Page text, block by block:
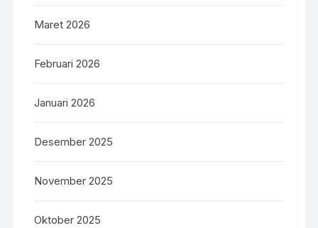
Maret 2026
Februari 2026
Januari 2026
Desember 2025
November 2025
Oktober 2025